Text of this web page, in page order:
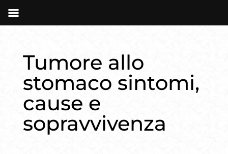
Tumore allo
stomaco sintomi,
cause e
sopravvivenza